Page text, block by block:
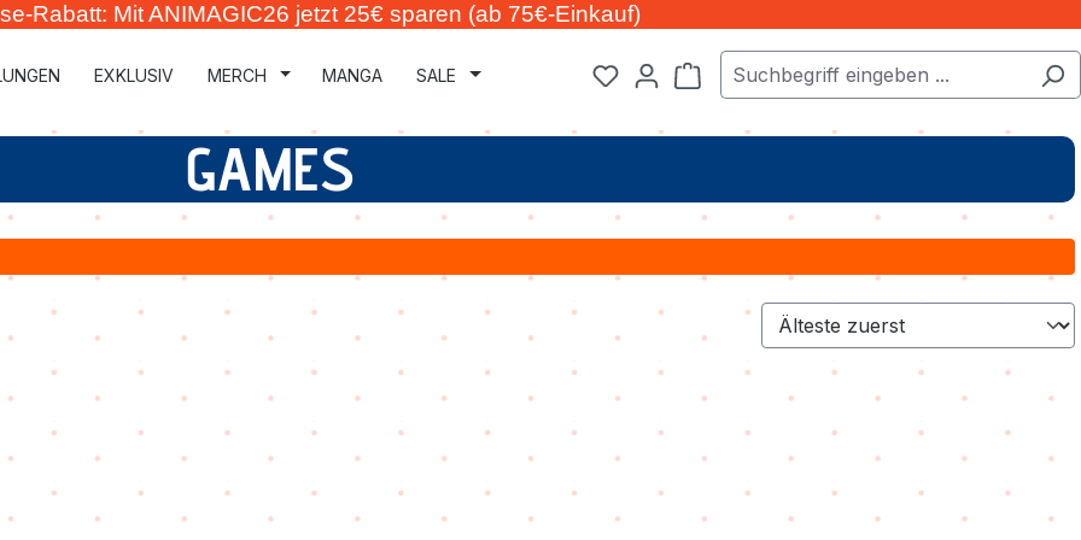
Rabatt: Mit ANIMAGIC26 jetzt 25€ sparen (ab 75€-Einkauf)
EXKLUSIV MERCH MANGA SALE Warenkorb enthält 0 Positionen. Der
GAMES